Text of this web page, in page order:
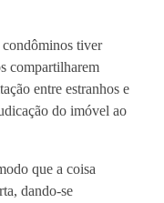
tiver
compartilharem
entre estranhos e
do imóvel ao
que a coisa
dando-se